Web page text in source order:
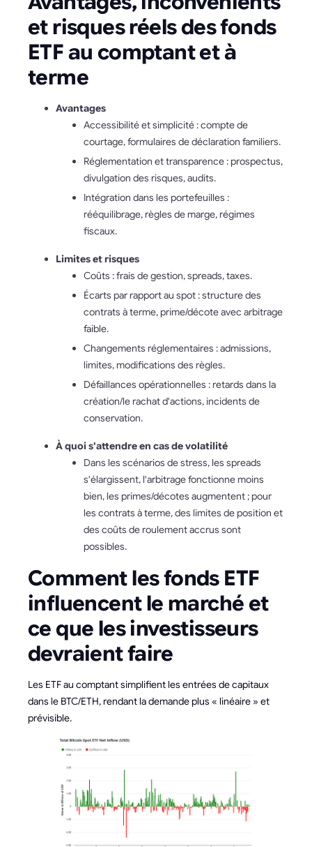
et risques réels des fonds
ETF au comptant et à
terme
Avantages
Accessibilité et simplicité : compte de
courtage, formulaires de déclaration familiers.
Réglementation et transparence : prospectus,
divulgation des risques, audits.
Intégration dans les portefeuilles :
rééquilibrage, règles de marge, régimes
fiscaux.
Limites et risques
Coûts : frais de gestion, spreads, taxes.
Écarts par rapport au spot : structure des
contrats à terme, prime/décote avec arbitrage
faible.
Changements réglementaires : admissions,
limites, modifications des règles.
Défaillances opérationnelles : retards dans la
création/le rachat d'actions, incidents de
conservation.
À quoi s'attendre en cas de volatilité
Dans les scénarios de stress, les spreads
s'élargissent, l'arbitrage fonctionne moins
bien, les primes/décotes augmentent ; pour
les contrats à terme, des limites de position et
des coûts de roulement accrus sont
possibles.
Comment les fonds ETF
influencent le marché et
ce que les investisseurs
devraient faire
Les ETF au comptant simplifient les entrées de capitaux
dans le BTC/ETH, rendant la demande plus « linéaire » et
prévisible.